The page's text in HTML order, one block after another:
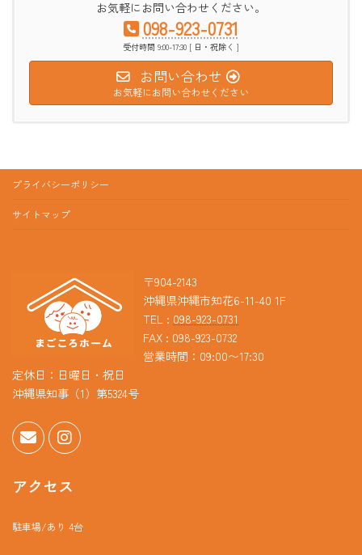
お気軽にお問い合わせください。
098-923-0731
受付時間 9:00-17:30 [ 日・祝除く ]
お問い合わせ
お気軽にお問い合わせください
プライバシーポリシー
サイトマップ
〒904-2143
沖縄県沖縄市知花6-11-40 1F
TEL : 098-923-0731
FAX : 098-923-0732
営業時間：09:00〜17:30
定休日：日曜日・祝日
沖縄県知事（1）第5324号
アクセス
駐車場/あり 4台